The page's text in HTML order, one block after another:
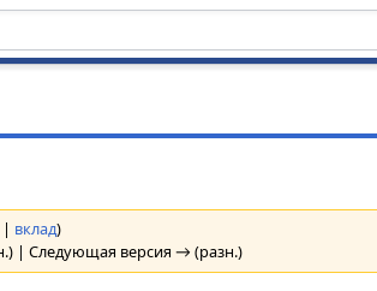
| вклад)
| Следующая версия → (разн.)